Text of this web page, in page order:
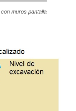
muros pantalla